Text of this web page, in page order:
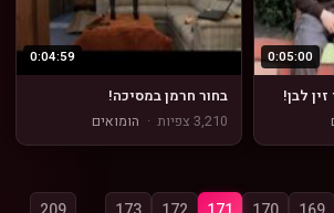
0:05:00
לבן!
0:04:59
בחור חרמן במסיכה!
3,210 צפיות
· הומואים